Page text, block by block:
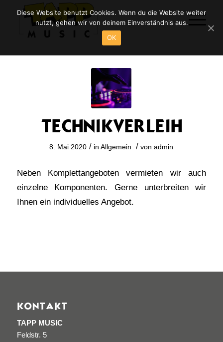
TECHNIKVERLEIH
8. Mai 2020 / inAllgemein / vonadmin
Neben Komplettangeboten vermieten wir auch
einzelne Komponenten. Gerne unterbreiten wir
Ihnen ein individuelles Angebot.
KONTAKT
TAPP MUSIC
Feldstr. 5
Diese Website benutzt Cookies. Wenn du die Website weiter
nutzt, gehen wir von deinem Einverständnis aus.
OK